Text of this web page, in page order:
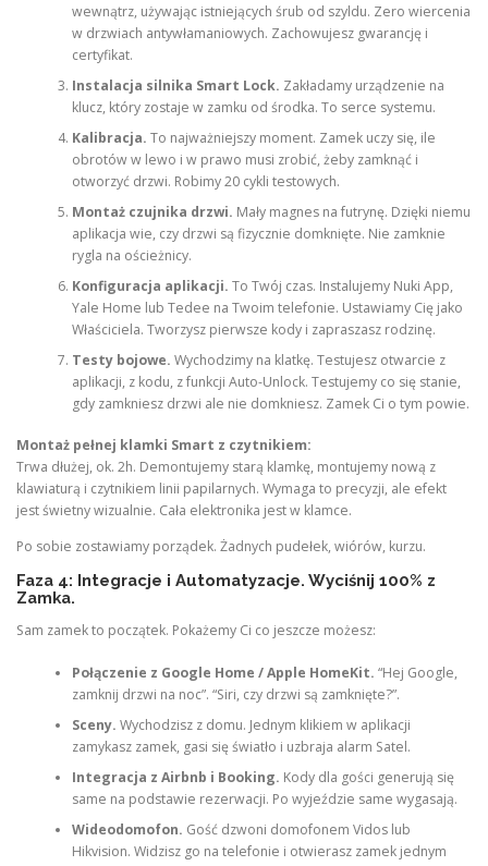
wewnątrz, używając istniejących śrub od szyldu. Zero wiercenia
w drzwiach antywłamaniowych. Zachowujesz gwarancję i
certyfikat.
Instalacja silnika Smart Lock. Zakładamy urządzenie na
klucz, który zostaje w zamku od środka. To serce systemu.
Kalibracja. To najważniejszy moment. Zamek uczy się, ile
obrotów w lewo i w prawo musi zrobić, żeby zamknąć i
otworzyć drzwi. Robimy 20 cykli testowych.
Montaż czujnika drzwi. Mały magnes na futrynę. Dzięki niemu
aplikacja wie, czy drzwi są fizycznie domknięte. Nie zamknie
rygla na ościeżnicy.
Konfiguracja aplikacji. To Twój czas. Instalujemy Nuki App,
Yale Home lub Tedee na Twoim telefonie. Ustawiamy Cię jako
Właściciela. Tworzysz pierwsze kody i zapraszasz rodzinę.
Testy bojowe. Wychodzimy na klatkę. Testujesz otwarcie z
aplikacji, z kodu, z funkcji Auto-Unlock. Testujemy co się stanie,
gdy zamkniesz drzwi ale nie domkniesz. Zamek Ci o tym powie.
Montaż pełnej klamki Smart z czytnikiem:
Trwa dłużej, ok. 2h. Demontujemy starą klamkę, montujemy nową z
klawiaturą i czytnikiem linii papilarnych. Wymaga to precyzji, ale efekt
jest świetny wizualnie. Cała elektronika jest w klamce.
Po sobie zostawiamy porządek. Żadnych pudełek, wiórów, kurzu.
Faza 4: Integracje i Automatyzacje. Wyciśnij 100% z
Zamka.
Sam zamek to początek. Pokażemy Ci co jeszcze możesz:
Połączenie z Google Home / Apple HomeKit. “Hej Google,
zamknij drzwi na noc”. “Siri, czy drzwi są zamknięte?”.
Sceny. Wychodzisz z domu. Jednym klikiem w aplikacji
zamykasz zamek, gasi się światło i uzbraja alarm Satel.
Integracja z Airbnb i Booking. Kody dla gości generują się
same na podstawie rezerwacji. Po wyjeździe same wygasają.
Wideodomofon. Gość dzwoni domofonem Vidos lub
Hikvision. Widzisz go na telefonie i otwierasz zamek jednym